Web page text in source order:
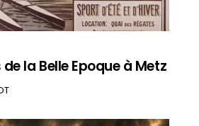
la Belle Epoque à Metz